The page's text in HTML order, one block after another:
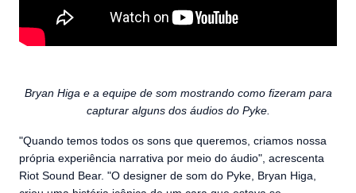
Bryan Higa e a equipe de som mostrando como fizeram para
capturar alguns dos áudios do Pyke.
"Quando temos todos os sons que queremos, criamos nossa
própria experiência narrativa por meio do áudio", acrescenta
Riot Sound Bear. "O designer de som do Pyke, Bryan Higa,